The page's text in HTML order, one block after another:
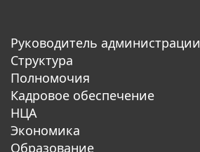
Руководитель администрации
Структура
Полномочия
Кадровое обеспечение
НЦА
Экономика
Образование